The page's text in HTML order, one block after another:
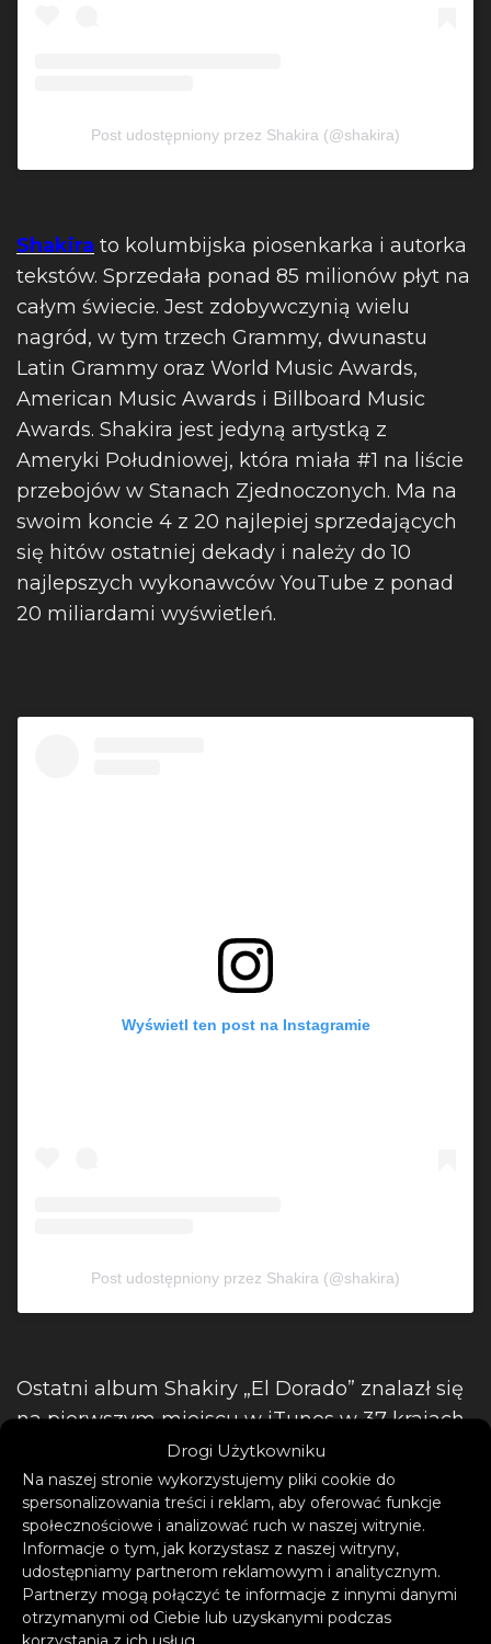
Drogi Użytkowniku
Na naszej stronie wykorzystujemy pliki cookie do
spersonalizowania treści i reklam, aby oferować funkcje
społecznościowe i analizować ruch w naszej witrynie.
Informacje o tym, jak korzystasz z naszej witryny,
udostępniamy partnerom reklamowym i analitycznym.
Partnerzy mogą połączyć te informacje z innymi danymi
otrzymanymi od Ciebie lub uzyskanymi podczas
Post udostępniony przez Shakira (@shakira)
Shakira to kolumbijska piosenkarka i autorka
tekstów. Sprzedała ponad 85 milionów płyt na
całym świecie. Jest zdobywczynią wielu
nagród, w tym trzech Grammy, dwunastu
Latin Grammy oraz World Music Awards,
American Music Awards i Billboard Music
Awards. Shakira jest jedyną artystką z
Ameryki Południowej, która miała #1 na liście
przebojów w Stanach Zjednoczonych. Ma na
swoim koncie 4 z 20 najlepiej sprzedających
się hitów ostatniej dekady i należy do 10
najlepszych wykonawców YouTube z ponad
20 miliardami wyświetleń.
Wyświetl ten post na Instagramie
Post udostępniony przez Shakira (@shakira)
Ostatni album Shakiry „El Dorado” znalazł się
na pierwszym miejscu w iTunes w 37 krajach.
Zdobył także nagrodę dla najlepszego
popowego albumu wokalnego na rozdaniu
Latin Grammy Awards 2017 oraz dla
najlepszego popowego albumu latynoskiego
na rozdaniu nagród Grammy w 2018 roku.
Płyta zgromadziła do tej pory ponad 10
miliardów odtworzeń w serwisach